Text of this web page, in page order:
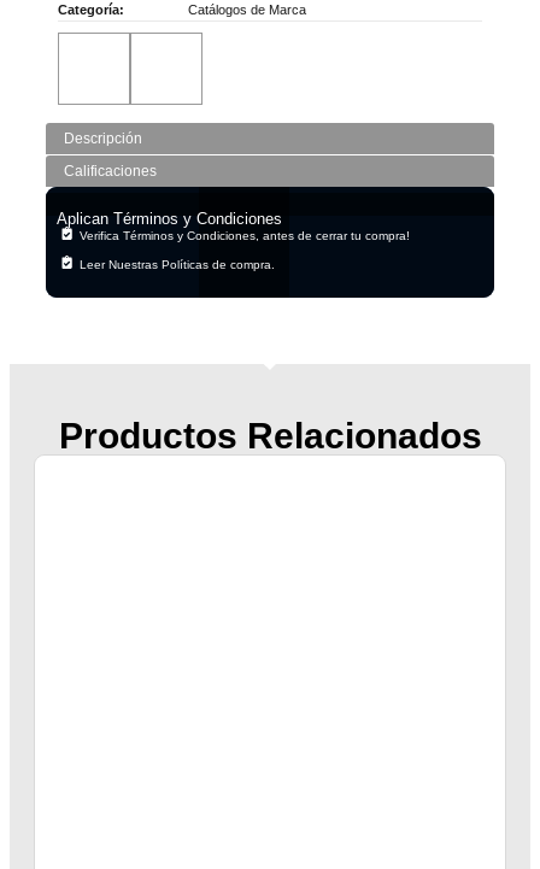
Descripción
Calificaciones
Categoría: Catálogos de Marca
Aplican Términos y Condiciones
Verifica Términos y Condiciones, antes de cerrar tu compra!
Leer Nuestras Políticas de compra.
Productos Relacionados